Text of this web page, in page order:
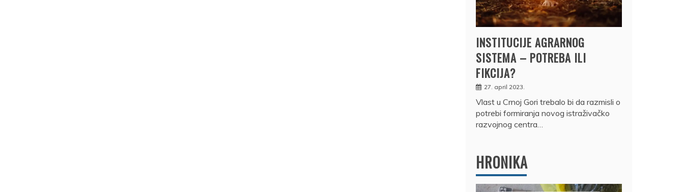
INSTITUCIJE AGRARNOG
SISTEMA – POTREBA ILI
FIKCIJA?
27. april 2023.
Vlast u Crnoj Gori trebalo bi da razmisli o
potrebi formiranja novog istraživačko
razvojnog centra…
HRONIKA